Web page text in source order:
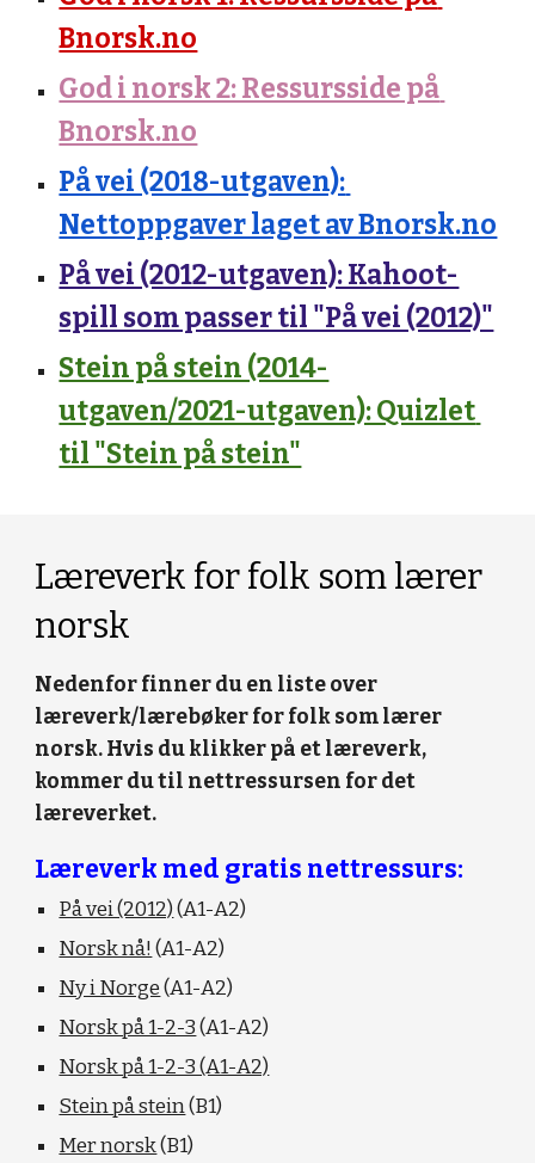
Bnorsk.no
God i norsk 2: Ressursside på
Bnorsk.no
På vei (2018-utgaven):
Nettoppgaver laget av Bnorsk.no
På vei (2012-utgaven): Kahoot-
spill som passer til "På vei (2012)"
Stein på stein (2014-
utgaven/2021-utgaven): Quizlet
til "Stein på stein"
Læreverk for folk som lærer
norsk
Nedenfor finner du en liste over
læreverk/lærebøker for folk som lærer
norsk. Hvis du klikker på et læreverk,
kommer du til nettressursen for det
læreverket.
Læreverk med gratis nettressurs:
På vei (2012) (A1-A2)
Norsk nå! (A1-A2)
Ny i Norge (A1-A2)
Norsk på 1-2-3 (A1-A2)
Norsk på 1-2-3 (A1-A2)
Stein på stein (B1)
Mer norsk (B1)